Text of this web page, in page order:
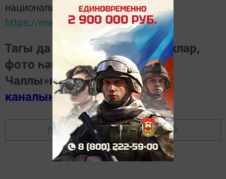
национальном мессенджере MАХ:
https://max.ru/tatmedia
Тагы да кызыклырак яңалыклар,
фото һәм видеолар «Шәһри
Чаллы»ныңMAX
каналында(язылыгыз).
Перейти на страницу новости